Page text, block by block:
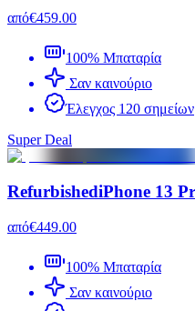
από€459.00
100% Μπαταρία
Σαν καινούριο
Έλεγχος 120 σημείων
Super Deal
RefurbishediPhone 13
από€449.00
100% Μπαταρία
Σαν καινούριο